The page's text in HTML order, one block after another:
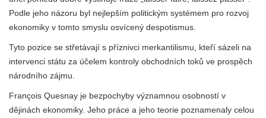
Podle jeho názoru byl nejlepším politickým systémem pro rozvoj
ekonomiky v tomto smyslu osvícený despotismus.
Tyto pozice se střetávají s příznivci merkantilismu, kteří sázeli na
intervenci státu za účelem kontroly obchodních toků ve prospěch
národního zájmu.
François Quesnay je bezpochyby významnou osobností v
dějinách ekonomiky. Jeho práce a jeho teorie poznamenaly celou